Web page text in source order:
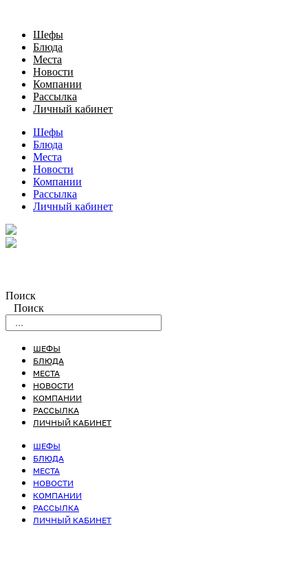
Шефы
Блюда
Места
Новости
Компании
Рассылка
Личный кабинет
Шефы
Блюда
Места
Новости
Компании
Рассылка
Личный кабинет
Поиск
Поиск
ШЕФЫ
БЛЮДА
МЕСТА
НОВОСТИ
КОМПАНИИ
РАССЫЛКА
ЛИЧНЫЙ КАБИНЕТ
ШЕФЫ
БЛЮДА
МЕСТА
НОВОСТИ
КОМПАНИИ
РАССЫЛКА
ЛИЧНЫЙ КАБИНЕТ